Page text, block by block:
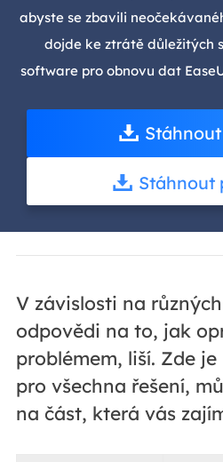
abyste se zbavili
dojde ke ztrátě důležitých
software pro obnovu dat
Stáhnout
V závislosti na
odpovědi na to, jak
problémem, liší. Zde
pro všechna řešení,
na část, která vás